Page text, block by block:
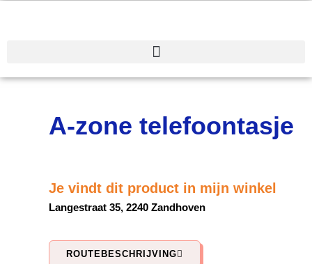
A-zone telefoontasje
Je vindt dit product in mijn winkel
Langestraat 35, 2240 Zandhoven
ROUTEBESCHRIJVING